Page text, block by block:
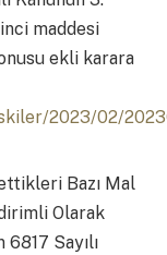
maddesi
ekli karara
2023/02/
Bazı Mal
Olarak
Sayılı